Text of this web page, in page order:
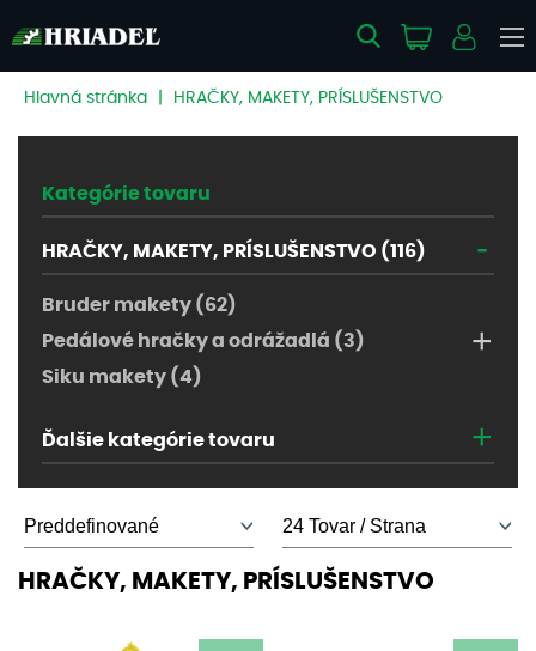
Hlavná stránka HRAČKY, MAKETY, PRÍSLUŠENSTVO
Kategórie tovaru
HRAČKY, MAKETY, PRÍSLUŠENSTVO (116) -
Bruder makety (62)
Pedálové hračky a odrážadlá (3)
+
Siku makety (4)
Ďalšie kategórie tovaru +
HRAČKY, MAKETY, PRÍSLUŠENSTVO